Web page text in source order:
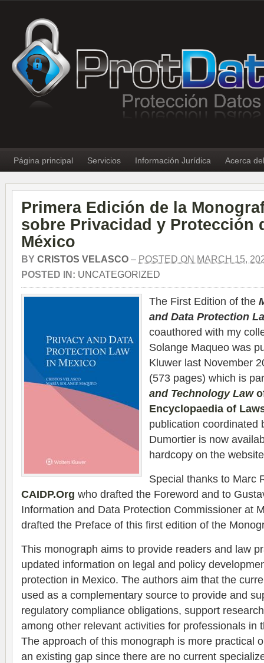
Página principal Servicios Información Jurídica Acerca
Primera Edición de la
sobre Privacidad y Protección
México
BY CRISTOS VELASCO – POSTED ON MARCH 15,
POSTED IN: UNCATEGORIZED
The First Edition of the
and Data Protection
coauthored with my
Solange Maqueo was
Kluwer last November
(573 pages) which is
and Technology Law
Encyclopaedia of
publication coordinated
Dumortier is now
hardcopy on the
Special thanks to Marc
CAIDP.Org who drafted the Foreword and to
Information and Data Protection Commissioner at
drafted the Preface of this first edition of the
This monograph aims to provide readers and law
updated information on legal and policy
protection in Mexico. The authors aim that the
used as a complementary source to provide and
regulatory compliance obligations, support
among other relevant activities for professionals in
The approach of this monograph is more practical
an existing gap since there are no current